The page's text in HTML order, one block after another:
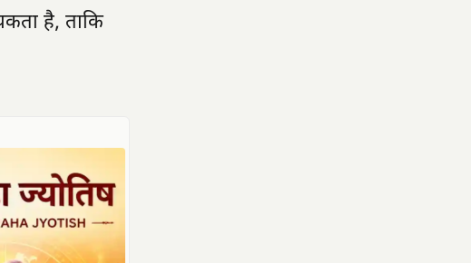
है, ताकि